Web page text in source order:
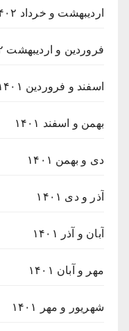
اردیبهشت و خرداد ۱۴۰۲
فروردین و اردیبهشت ۱۴۰۲
اسفند و فروردین ۱۴۰۱
بهمن و اسفند ۱۴۰۱
دی و بهمن ۱۴۰۱
آذر و دی ۱۴۰۱
آبان و آذر ۱۴۰۱
مهر و آبان ۱۴۰۱
شهریور و مهر ۱۴۰۱